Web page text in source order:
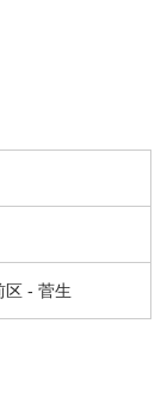
区 - 菅生